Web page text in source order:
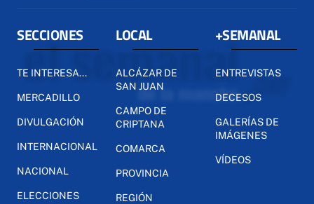
SECCIONES
TE INTERESA...
MERCADILLO
DIVULGACIÓN
INTERNACIONAL
NACIONAL
ELECCIONES
LOCAL
ALCÁZAR DE
SAN JUAN
CAMPO DE
CRIPTANA
COMARCA
PROVINCIA
REGIÓN
+SEMANAL
ENTREVISTAS
DECESOS
GALERÍAS DE
IMÁGENES
VÍDEOS